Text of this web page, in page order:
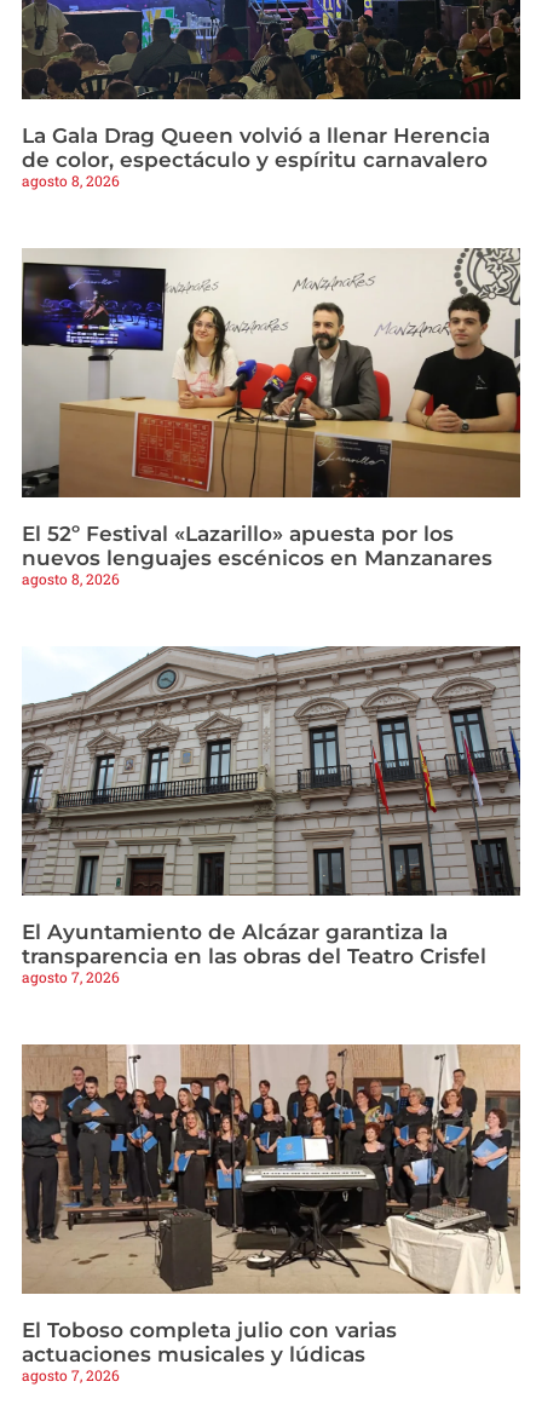
La Gala Drag Queen volvió a llenar Herencia
de color, espectáculo y espíritu carnavalero
agosto 8, 2026
El 52º Festival «Lazarillo» apuesta por los
nuevos lenguajes escénicos en Manzanares
agosto 8, 2026
El Ayuntamiento de Alcázar garantiza la
transparencia en las obras del Teatro Crisfel
agosto 7, 2026
El Toboso completa julio con varias
actuaciones musicales y lúdicas
agosto 7, 2026